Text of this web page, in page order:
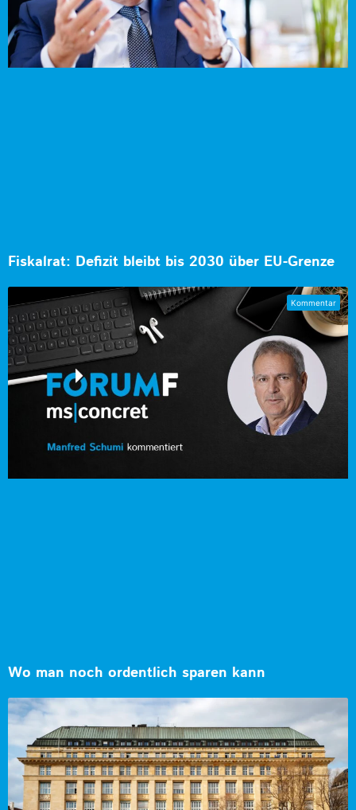
Fiskalrat: Defizit bleibt bis 2030 über EU-Grenze
Wo man noch ordentlich sparen kann